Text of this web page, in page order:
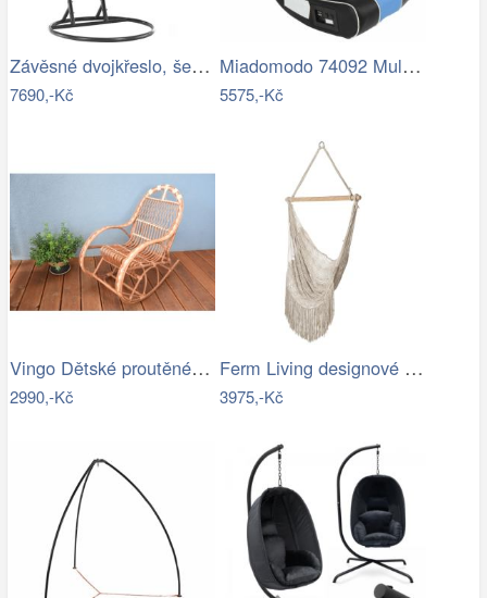
Závěsné dvojkřeslo, šedá, DALVEA 2 NEW…
7690,-Kč
Miadomodo 74092 Multimediální křeslo,…
5575,-Kč
Vingo Dětské proutěné houpací křeslo
2990,-Kč
Ferm Living designové houpací sítě Path…
3975,-Kč